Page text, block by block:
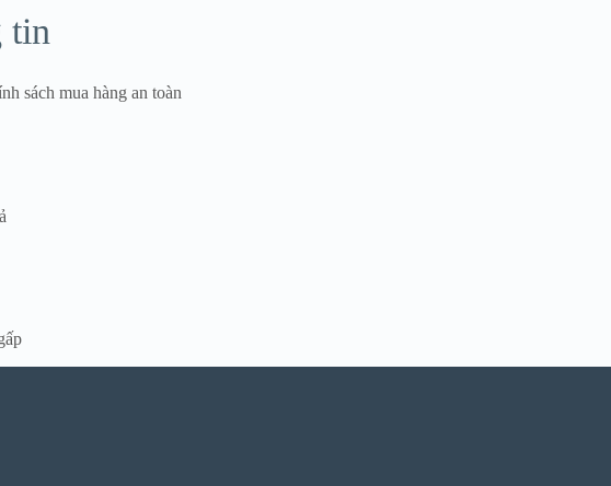
tin
sách mua hàng an toàn